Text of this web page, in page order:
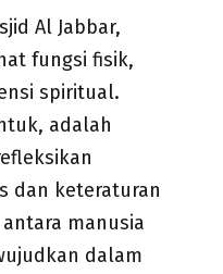
Al Jabbar,
fungsi fisik,
spiritual.
adalah
dan keteraturan
manusia
dalam